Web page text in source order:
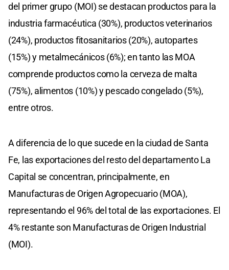
del primer grupo (MOI) se destacan productos para la
industria farmacéutica (30%), productos veterinarios
(24%), productos fitosanitarios (20%), autopartes
(15%) y metalmecánicos (6%); en tanto las MOA
comprende productos como la cerveza de malta
(75%), alimentos (10%) y pescado congelado (5%),
entre otros.
A diferencia de lo que sucede en la ciudad de Santa
Fe, las exportaciones del resto del departamento La
Capital se concentran, principalmente, en
Manufacturas de Origen Agropecuario (MOA),
representando el 96% del total de las exportaciones. El
4% restante son Manufacturas de Origen Industrial
(MOI).